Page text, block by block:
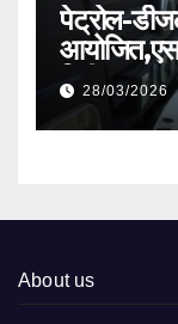
पेट्रोल-
निरीक्षण
28/03/2026
About us